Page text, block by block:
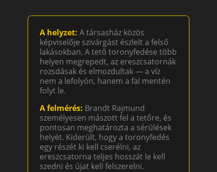
A helyzet: A társasház közös
képviselője szivárgást észlelt a felső
lakásokban. A tető toronyfedése több
helyen megrepedt, az ereszcsatornák
rozsdásak és elmozdultak — a víz
nem a lefolyón, hanem a fal mentén
folyt le.
A felmérés: Brandt Rajmund
személyesen mászott fel a tetőre, és
pontosan meghatározta a sérülések
helyét. Kiderült, hogy a toronyfedés
egy részét ki kell cserélni, az
ereszcsatorna teljes hosszát le kell
szedni és újat kell felszerelni.